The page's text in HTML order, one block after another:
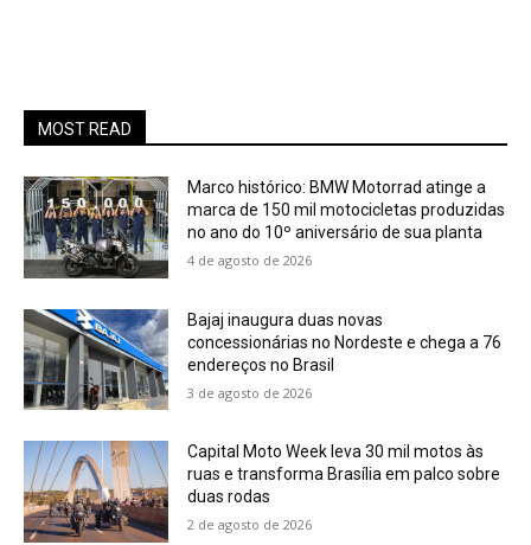
MOST READ
Marco histórico: BMW Motorrad atinge a
marca de 150 mil motocicletas produzidas
no ano do 10º aniversário de sua planta
4 de agosto de 2026
Bajaj inaugura duas novas
concessionárias no Nordeste e chega a 76
endereços no Brasil
3 de agosto de 2026
Capital Moto Week leva 30 mil motos às
ruas e transforma Brasília em palco sobre
duas rodas
2 de agosto de 2026